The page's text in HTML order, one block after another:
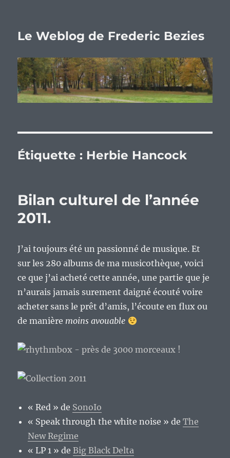
Le Weblog de Frederic Bezies
Étiquette : Herbie Hancock
Bilan culturel de l’année
2011.
J’ai toujours été un passionné de musique. Et
sur les 280 albums de ma musicothèque, voici
ce que j’ai acheté cette année, une partie que je
n’aurais jamais surement daigné écouté voire
acheter sans le prêt d’amis, l’écoute en flux ou
de manière moins avouable
« Red » de SonoIo
« Speak through the white noise » deThe
New Regime
« LP 1 » deBig Black Delta